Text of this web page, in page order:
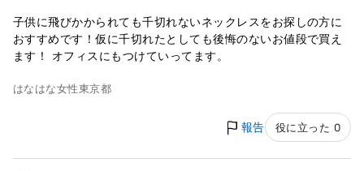
子供に飛びかかられても千切れないネックレスをお探しの方に
おすすめです！仮に千切れたとしても後悔のないお値段で買え
ます！ オフィスにもつけていってます。
はなはな女性東京都
報告 役に立った 0